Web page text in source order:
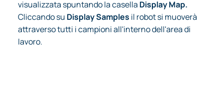
visualizzata spuntando la casella Display Map.
Cliccando su Display Samples il robot si muoverà
attraverso tutti i campioni all'interno dell'area di
lavoro.